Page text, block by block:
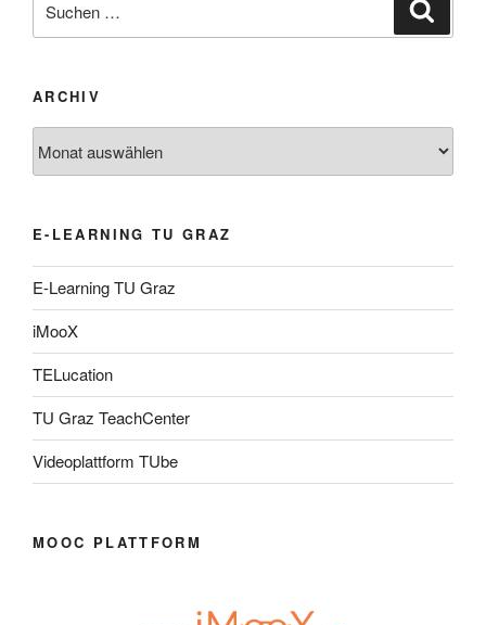
nach:
ARCHIV
E-LEARNING TU GRAZ
E-Learning TU Graz
iMooX
TELucation
TU Graz TeachCenter
Videoplattform TUbe
MOOC PLATTFORM